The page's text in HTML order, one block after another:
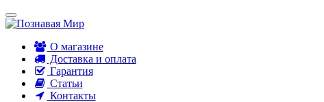
О магазине
Доставка и оплата
Гарантия
Статьи
Контакты